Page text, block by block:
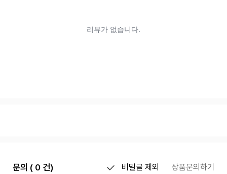
문의 ( 0 건) 비밀글 제외 상품문의하기